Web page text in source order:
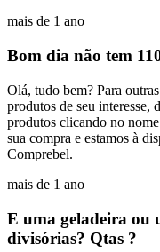
mais de 1 ano
Bom dia não tem
Olá, tudo bem? Para
produtos de seu interesse,
produtos clicando no
sua compra e estamos à
Comprebel.
mais de 1 ano
E uma geladeira ou
divisórias? Qtas ?